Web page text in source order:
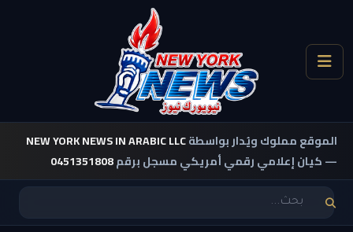
الموقع مملوك ويُدار بواسطةNEW YORK NEWS IN ARABIC LLC
— كيان إعلامي رقمي أمريكي مسجل برقم0451351808